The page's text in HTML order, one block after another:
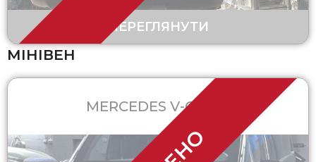
ПЕРЕГЛЯНУТИ
МІНІВЕН
MERCEDES V-CLASS